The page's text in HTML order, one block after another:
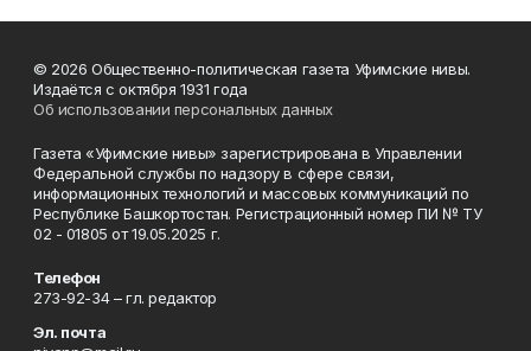
© 2026 Общественно-политическая газета Уфимские нивы.
Издаётся с октября 1931 года
Об использовании персональных данных
Газета «Уфимские нивы» зарегистрирована в Управлении
Федеральной службы по надзору в сфере связи,
информационных технологий и массовых коммуникаций по
Республике Башкортостан. Регистрационный номер ПИ № ТУ
02 - 01805 от 19.05.2025 г.
Телефон
273-92-34 – гл. редактор
Эл. почта